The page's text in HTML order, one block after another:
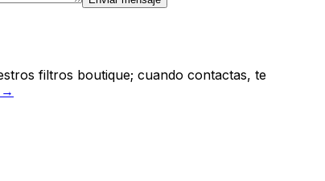
filtros boutique; cuando contactas, te
→